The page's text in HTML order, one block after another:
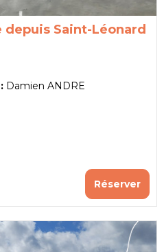
Saint-Léonard
Damien ANDRE
Réserver